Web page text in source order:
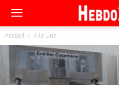
Accueil A la Une